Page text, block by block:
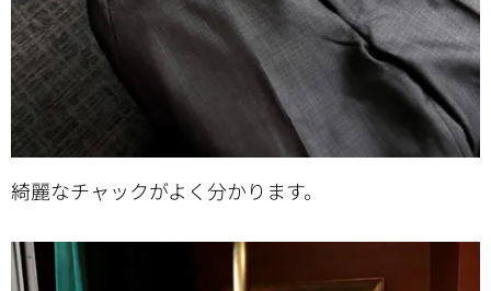
綺麗なチャックがよく分かります。